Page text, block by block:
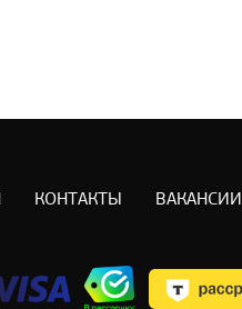
КОНТАКТЫ ВАКАНСИИ